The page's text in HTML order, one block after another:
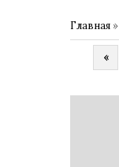
Главная »
«